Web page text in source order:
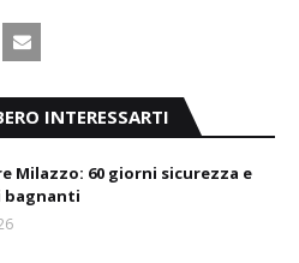
INTERESSARTI
Milazzo: 60 giorni sicurezza e
bagnanti